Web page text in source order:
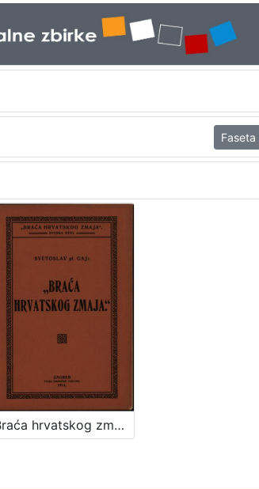
Faseta
Braća hrvatskog zmaja : osvrt na društveni rad, čitan u glavnoj skupštini dne 26. travnja 1914 / Svetoslav pl. Gaj